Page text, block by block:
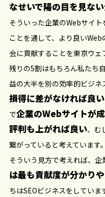
なせいで陽の目を見な
そういった企業のWebサイ
ことを通して、より良い
会に貢献することを東京ウェ
残りの5割はもちろん私たち
益の大半を別の効率的ビジネ
損得に差がなければ良い
で企業のWebサイトが
評判も上がれば良い、む
繋がっていると考えています。
そういう見方で考えれば、企
は最も貢献度が分かり
ちはSEOビジネスをしてい